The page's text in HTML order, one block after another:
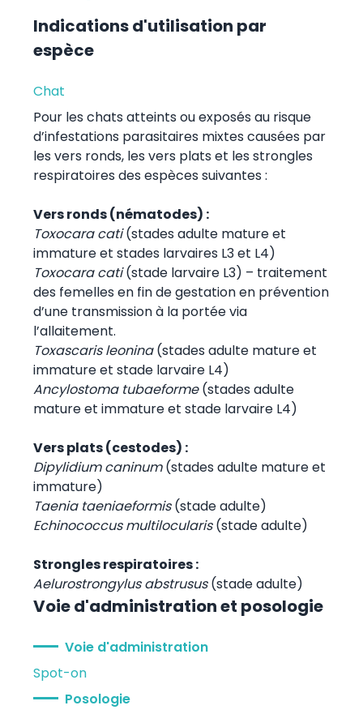
Indications d'utilisation par
espèce
Chat
Pour les chats atteints ou exposés au risque
d’infestations parasitaires mixtes causées par
les vers ronds, les vers plats et les strongles
respiratoires des espèces suivantes :
Vers ronds (nématodes) :
Toxocara cati(stades adulte mature et
immature et stades larvaires L3 et L4)
Toxocara cati(stade larvaire L3) – traitement
des femelles en fin de gestation en prévention
d’une transmission à la portée via
l’allaitement.
Toxascaris leonina(stades adulte mature et
immature et stade larvaire L4)
Ancylostoma tubaeforme(stades adulte
mature et immature et stade larvaire L4)
Vers plats (cestodes) :
Dipylidium caninum(stades adulte mature et
immature)
Taenia taeniaeformis(stade adulte)
Echinococcus multilocularis(stade adulte)
Strongles respiratoires :
Aelurostrongylus abstrusus(stade adulte)
Voie d'administration et posologie
Voie d'administration
Spot-on
Posologie